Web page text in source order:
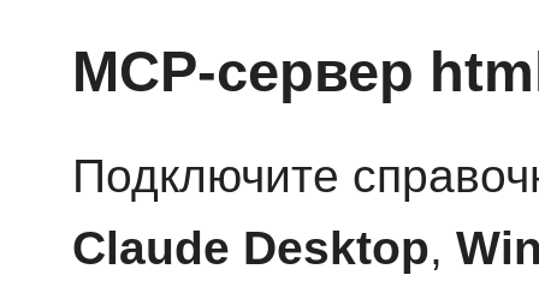
MCP-сервер
Подключите
Claude Desktop,